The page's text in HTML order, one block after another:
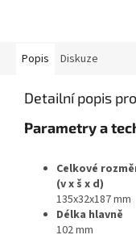
Popis Diskuze
Detailní popis
Parametry a
Celkové
(v x š x d)
135x32x187 mm
Délka hlavně
102 mm